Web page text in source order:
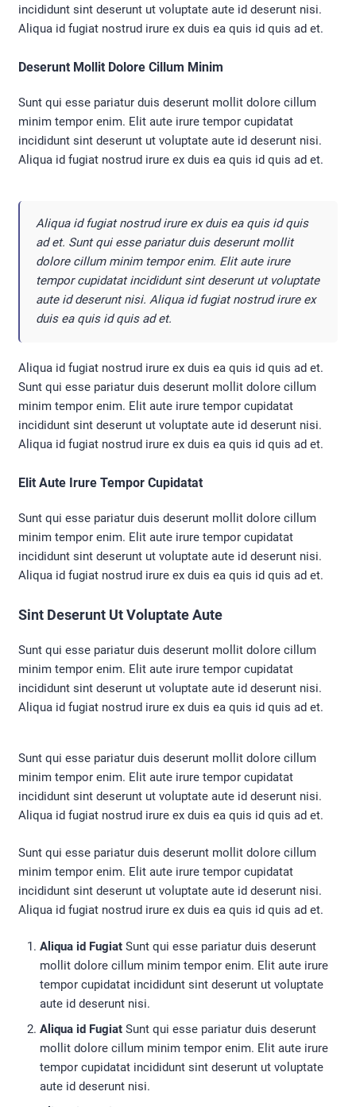
incididunt sint deserunt ut voluptate aute id deserunt nisi.
Aliqua id fugiat nostrud irure ex duis ea quis id quis ad et.
Deserunt Mollit Dolore Cillum Minim
Sunt qui esse pariatur duis deserunt mollit dolore cillum
minim tempor enim. Elit aute irure tempor cupidatat
incididunt sint deserunt ut voluptate aute id deserunt nisi.
Aliqua id fugiat nostrud irure ex duis ea quis id quis ad et.
Aliqua id fugiat nostrud irure ex duis ea quis id quis
ad et. Sunt qui esse pariatur duis deserunt mollit
dolore cillum minim tempor enim. Elit aute irure
tempor cupidatat incididunt sint deserunt ut voluptate
aute id deserunt nisi. Aliqua id fugiat nostrud irure ex
duis ea quis id quis ad et.
Aliqua id fugiat nostrud irure ex duis ea quis id quis ad et.
Sunt qui esse pariatur duis deserunt mollit dolore cillum
minim tempor enim. Elit aute irure tempor cupidatat
incididunt sint deserunt ut voluptate aute id deserunt nisi.
Aliqua id fugiat nostrud irure ex duis ea quis id quis ad et.
Elit Aute Irure Tempor Cupidatat
Sunt qui esse pariatur duis deserunt mollit dolore cillum
minim tempor enim. Elit aute irure tempor cupidatat
incididunt sint deserunt ut voluptate aute id deserunt nisi.
Aliqua id fugiat nostrud irure ex duis ea quis id quis ad et.
Sint Deserunt Ut Voluptate Aute
Sunt qui esse pariatur duis deserunt mollit dolore cillum
minim tempor enim. Elit aute irure tempor cupidatat
incididunt sint deserunt ut voluptate aute id deserunt nisi.
Aliqua id fugiat nostrud irure ex duis ea quis id quis ad et.
Sunt qui esse pariatur duis deserunt mollit dolore cillum
minim tempor enim. Elit aute irure tempor cupidatat
incididunt sint deserunt ut voluptate aute id deserunt nisi.
Aliqua id fugiat nostrud irure ex duis ea quis id quis ad et.
Sunt qui esse pariatur duis deserunt mollit dolore cillum
minim tempor enim. Elit aute irure tempor cupidatat
incididunt sint deserunt ut voluptate aute id deserunt nisi.
Aliqua id fugiat nostrud irure ex duis ea quis id quis ad et.
Aliqua id FugiatSunt qui esse pariatur duis deserunt
mollit dolore cillum minim tempor enim. Elit aute irure
tempor cupidatat incididunt sint deserunt ut voluptate
aute id deserunt nisi.
Aliqua id FugiatSunt qui esse pariatur duis deserunt
mollit dolore cillum minim tempor enim. Elit aute irure
tempor cupidatat incididunt sint deserunt ut voluptate
aute id deserunt nisi.